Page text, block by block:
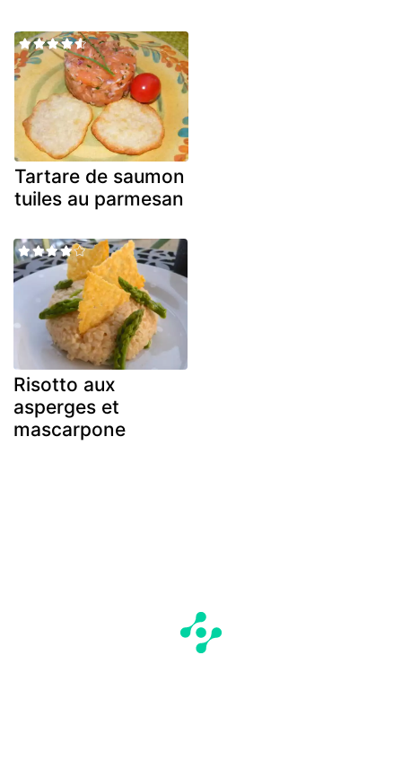
Tartare de saumon
tuiles au parmesan
Risotto aux
asperges et
mascarpone